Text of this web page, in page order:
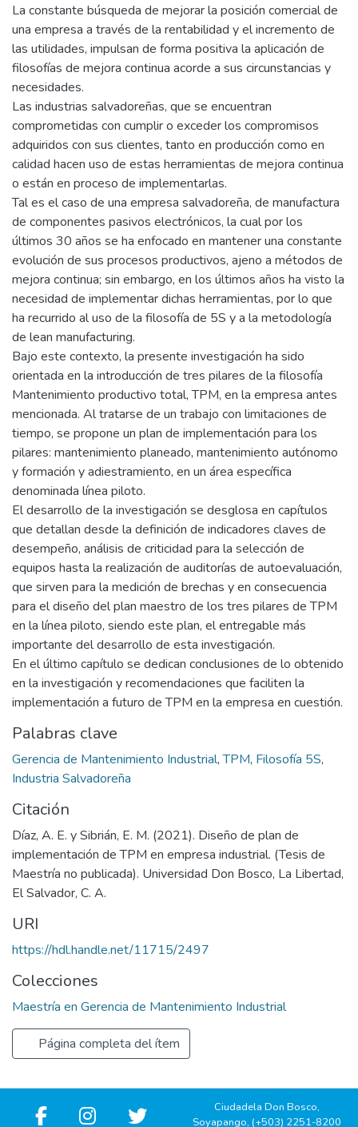
La constante búsqueda de mejorar la posición comercial de
una empresa a través de la rentabilidad y el incremento de
las utilidades, impulsan de forma positiva la aplicación de
filosofías de mejora continua acorde a sus circunstancias y
necesidades.
Las industrias salvadoreñas, que se encuentran
comprometidas con cumplir o exceder los compromisos
adquiridos con sus clientes, tanto en producción como en
calidad hacen uso de estas herramientas de mejora continua
o están en proceso de implementarlas.
Tal es el caso de una empresa salvadoreña, de manufactura
de componentes pasivos electrónicos, la cual por los
últimos 30 años se ha enfocado en mantener una constante
evolución de sus procesos productivos, ajeno a métodos de
mejora continua; sin embargo, en los últimos años ha visto la
necesidad de implementar dichas herramientas, por lo que
ha recurrido al uso de la filosofía de 5S y a la metodología
de lean manufacturing.
Bajo este contexto, la presente investigación ha sido
orientada en la introducción de tres pilares de la filosofía
Mantenimiento productivo total, TPM, en la empresa antes
mencionada. Al tratarse de un trabajo con limitaciones de
tiempo, se propone un plan de implementación para los
pilares: mantenimiento planeado, mantenimiento autónomo
y formación y adiestramiento, en un área específica
denominada línea piloto.
El desarrollo de la investigación se desglosa en capítulos
que detallan desde la definición de indicadores claves de
desempeño, análisis de criticidad para la selección de
equipos hasta la realización de auditorías de autoevaluación,
que sirven para la medición de brechas y en consecuencia
para el diseño del plan maestro de los tres pilares de TPM
en la línea piloto, siendo este plan, el entregable más
importante del desarrollo de esta investigación.
En el último capítulo se dedican conclusiones de lo obtenido
en la investigación y recomendaciones que faciliten la
implementación a futuro de TPM en la empresa en cuestión.
Palabras clave
Gerencia de Mantenimiento Industrial,TPM, Filosofía 5S,
Industria Salvadoreña
Citación
Díaz, A. E. y Sibrián, E. M. (2021). Diseño de plan de
implementación de TPM en empresa industrial. (Tesis de
Maestría no publicada). Universidad Don Bosco, La Libertad,
El Salvador, C. A.
URI
https://hdl.handle.net/11715/2497
Colecciones
Maestría en Gerencia de Mantenimiento Industrial
Página completa del ítem
Ciudadela Don Bosco,
Soyapango, (+503) 2251-8200